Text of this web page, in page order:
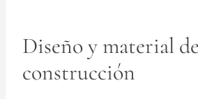
Diseño y material de
construcción